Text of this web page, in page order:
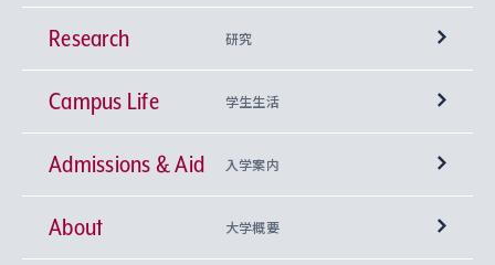
学部
神学部
文学部
総合人間科学部
興味から学科を探す
上智大学の全学共通教育
基盤教育センター
上智大学の語学教育
Research 研究
研究所 等
キリスト教文化研究所
中世思想研究所
Sophia Open Research Weeks (SORW)
産官学連携
Campus Life 学生生活
学期区分と授業時間割
課外活動
Admissions & Aid 入学案内
上智大学で取得できる学位
About 大学概要